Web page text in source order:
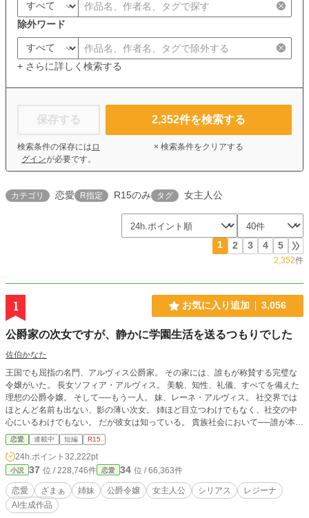
除外ワード
+ さらに詳しく検索する
保存する
検索条件の保存には ロ
グインが必要です。
2,352件を検索する
× 検索条件をクリアする
カテゴリ 恋愛 R指定 R15のみ タグ 女主人公
1 2 3 4 5
2,352件
1 お気に入り追加 3,056
公爵家の次女ですが、静かに学園生活を送るつもりでした
佐伯かなた
王国でも屈指の名門、アルヴィス公爵家。 その家には、誰もが称賛する完璧な
令嬢がいた。 長女ソフィア・アルヴィス。 美貌、知性、礼儀、すべてを備えた
理想の公爵令嬢。 そして──もう一人。 妹、レーネ・アルヴィス。 社交界では
ほとんど名前も出ない、影の薄い次女。 姉ほど目立つわけでもなく、社交の中
心にいるわけでもない。 だが彼女は知っている。 貴族社会において──誰が本当
に優れているのか、というのは……静かな場面でこそ分かるということを。 王
立学園に入学したレーネは、 礼儀作法、社交、そして人間関係の中で、静かに
周囲を観察していく。 やがて── 軽んじていた者たちは気づく。 『公爵家の
妹』が、本当はどんな令嬢だったのかを。 これは、静かな公爵令嬢が学園と貴
族社会で評価を覆していく物語。
恋愛 連載中 短編 R15
24h.ポイント 32,222pt
小説 37 位 / 228,746件 恋愛 34 位 / 66,363件
恋愛 ざまぁ 姉妹 公爵令嬢 女主人公 シリアス
レジーナ
AI生成作品